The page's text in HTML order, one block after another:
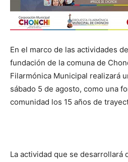
En el marco de las actividades
fundación de la comuna de
Filarmónica Municipal realizará
sábado 5 de agosto, como una
comunidad los 15 años de
La actividad que se desarrollará